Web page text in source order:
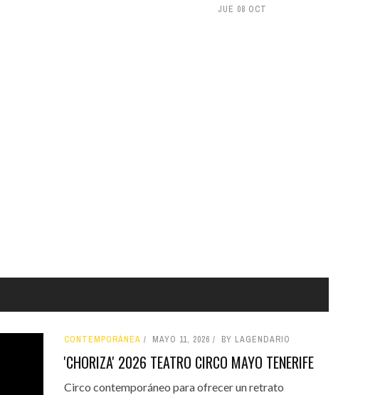
JUE 08 OCT
CONTEMPORÁNEA MAYO 11, 2026 BY LAGENDARIO
'CHORIZA' 2026 TEATRO CIRCO MAYO TENERIFE
Circo contemporáneo para ofrecer un retrato